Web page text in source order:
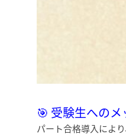
🎯 受験生への
パート合格導入によ